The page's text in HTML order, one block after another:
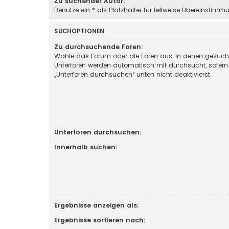
Benutze ein * als Platzhalter für teilweise
SUCHOPTIONEN
Zu durchsuchende Foren:
Wähle das Forum oder die Foren aus, in denen
Unterforen werden automatisch mit durchsucht,
„Unterforen durchsuchen“ unten nicht deaktivierst.
Unterforen durchsuchen:
Innerhalb suchen:
Ergebnisse anzeigen als:
Ergebnisse sortieren nach: